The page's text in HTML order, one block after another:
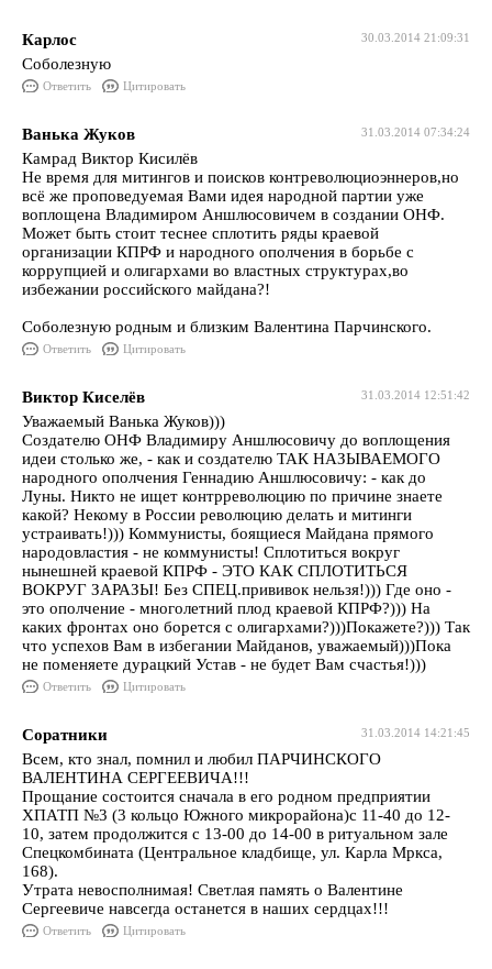
30.03.2014 21:09:31
Карлос
Соболезную
Ответить Цитировать
31.03.2014 07:34:24
Ванька Жуков
Камрад Виктор Кисилёв
Не время для митингов и поисков контреволюциоэннеров,но
всё же проповедуемая Вами идея народной партии уже
воплощена Владимиром Аншлюсовичем в создании ОНФ.
Может быть стоит теснее сплотить ряды краевой
организации КПРФ и народного ополчения в борьбе с
коррупцией и олигархами во властных структурах,во
избежании российского майдана?!
Соболезную родным и близким Валентина Парчинского.
Ответить Цитировать
31.03.2014 12:51:42
Виктор Киселёв
Уважаемый Ванька Жуков)))
Создателю ОНФ Владимиру Аншлюсовичу до воплощения
идеи столько же, - как и создателю ТАК НАЗЫВАЕМОГО
народного ополчения Геннадию Аншлюсовичу: - как до
Луны. Никто не ищет контрреволюцию по причине знаете
какой? Некому в России революцию делать и митинги
устраивать!))) Коммунисты, боящиеся Майдана прямого
народовластия - не коммунисты! Сплотиться вокруг
нынешней краевой КПРФ - ЭТО КАК СПЛОТИТЬСЯ
ВОКРУГ ЗАРАЗЫ! Без СПЕЦ.прививок нельзя!))) Где оно -
это ополчение - многолетний плод краевой КПРФ?))) На
каких фронтах оно борется с олигархами?)))Покажете?))) Так
что успехов Вам в избегании Майданов, уважаемый)))Пока
не поменяете дурацкий Устав - не будет Вам счастья!)))
Ответить Цитировать
31.03.2014 14:21:45
Соратники
Всем, кто знал, помнил и любил ПАРЧИНСКОГО
ВАЛЕНТИНА СЕРГЕЕВИЧА!!!
Прощание состоится сначала в его родном предприятии
ХПАТП №3 (3 кольцо Южного микрорайона)с 11-40 до 12-
10, затем продолжится с 13-00 до 14-00 в ритуальном зале
Спецкомбината (Центральное кладбище, ул. Карла Мркса,
168).
Утрата невосполнимая! Светлая память о Валентине
Сергеевиче навсегда останется в наших сердцах!!!
Ответить Цитировать